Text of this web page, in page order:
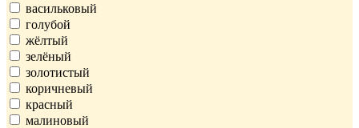
васильковый
голубой
жёлтый
зелёный
золотистый
коричневый
красный
малиновый